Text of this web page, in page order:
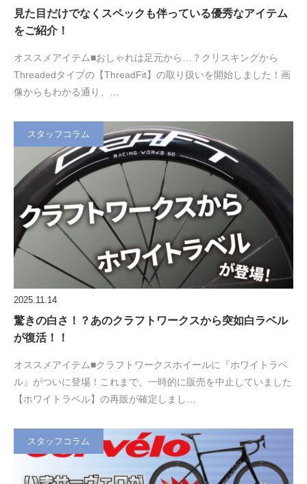
見た目だけでなくスペックも伴っている優秀なアイテム
をご紹介！
オススメアイテム■おしゃれは足元から…？クリスキングから
Threadedタイプの【ThreadFit】の取り扱いを開始しました！画
像からもわかる通り、…
スタッフコラム
2025.11.14
驚きの白さ！？あのクラフトワークスから突如白ラベル
が復活！！
オススメアイテム■クラフトワークスホイールに『ホワイトラベ
ル』がついに登場！これまで、一時的に販売を中止していました
【ホワイトラベル】の再販が確定しまし…
スタッフコラム